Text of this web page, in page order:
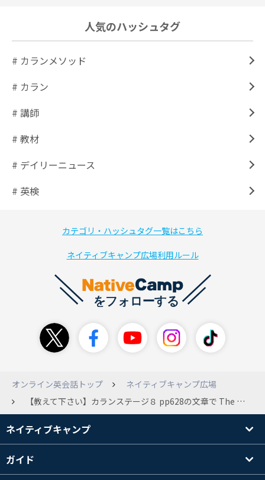
人気のハッシュタグ
# カランメソッド
# カラン
# 講師
# 教材
# デイリーニュース
# 英検
カテゴリ・ハッシュタグ一覧はこちら
ネイティブキャンプ広場利用ルール
オンライン英会話トップ
ネイティブキャンプ広場
【教えて下さい】カランステージ８ pp628の文章で The name of a job that I think combines work and pleasure is sports coachingという回答の文章があるのですが 意味はわかるのですが、 文の構造的にはThe name of a job is sports coaching で それを補足説明するみたいな文章のようなものがthat I think combines word and pleasureかなと思うのですが、 この文章の&quot;combines&quot;の使い方がよくわからずで、、、 このcombinesが動詞的な役割でwork とpleaseureにかかってると思うのですが、 ではcombinesの主語の役割を果たすものはどこにありますか？ 省略されているのでしょうか？省略されている主語はなんですか？ またどういう場合にそのような感じで略すことが可能なのでしょうか？ 文法的にこれはどういう構造なのでしょうか？ こういう文型をさらっと理解できるともう少し自分で英語を使いこなせる気がするのですが どなたかご教示いただけると、もしくはヒントだけでも頂けると幸いです。 お願いいたします。
ネイティブキャンプ
ガイド